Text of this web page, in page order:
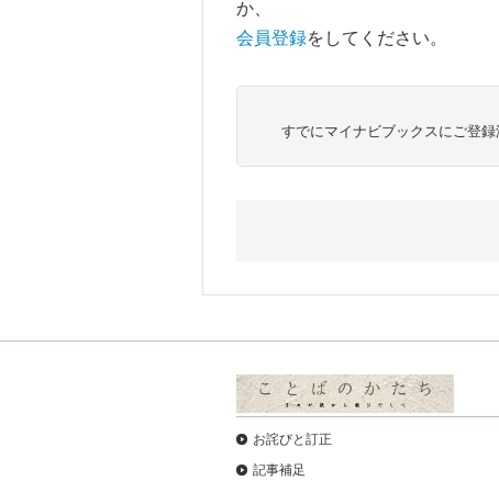
か、
会員登録をしてください。
すでにマイナビブックスにご登録
お詫びと訂正
記事補足